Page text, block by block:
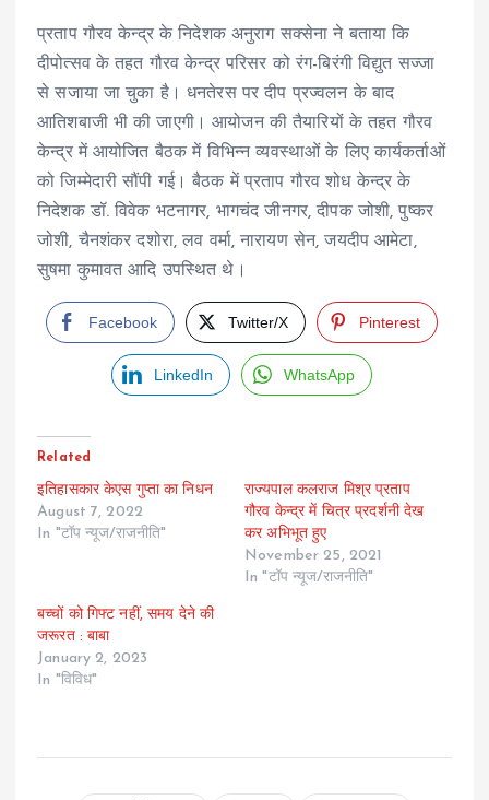
प्रताप गौरव केन्द्र के निदेशक अनुराग सक्सेना ने बताया कि
दीपोत्सव के तहत गौरव केन्द्र परिसर को रंग-बिरंगी विद्युत सज्जा
से सजाया जा चुका है। धनतेरस पर दीप प्रज्वलन के बाद
आतिशबाजी भी की जाएगी। आयोजन की तैयारियों के तहत गौरव
केन्द्र में आयोजित बैठक में विभिन्न व्यवस्थाओं के लिए कार्यकर्ताओं
को जिम्मेदारी सौंपी गई। बैठक में प्रताप गौरव शोध केन्द्र के
निदेशक डॉ. विवेक भटनागर, भागचंद जीनगर, दीपक जोशी, पुष्कर
जोशी, चैनशंकर दशोरा, लव वर्मा, नारायण सेन, जयदीप आमेटा,
सुषमा कुमावत आदि उपस्थित थे।
Facebook Twitter/X Pinterest
LinkedIn WhatsApp
Related
इतिहासकार केएस गुप्ता का निधन
August 7, 2022
In "टॉप न्यूज/राजनीति"
राज्यपाल कलराज मिश्र प्रताप
गौरव केन्द्र में चित्र प्रदर्शनी देख
कर अभिभूत हुए
November 25, 2021
In "टॉप न्यूज/राजनीति"
बच्चों को गिफ्ट नहीं, समय देने की
जरूरत : बाबा
January 2, 2023
In "विविध"